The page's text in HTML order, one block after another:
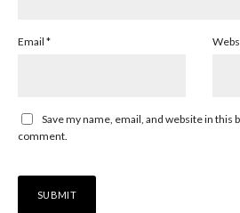
Email *
Save my name, email, and website in this
comment.